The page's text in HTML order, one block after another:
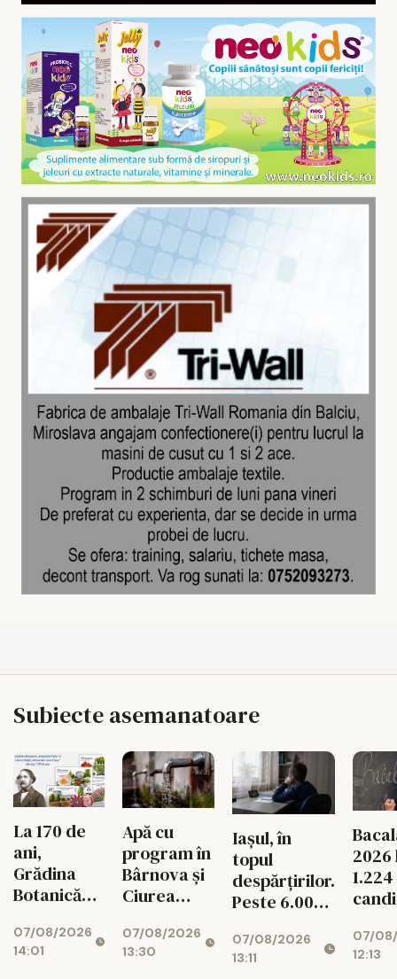
Subiecte asemanatoare
La 170 de
ani,
Grădina
Botanică
propriul
timbru
07/08/2026
14:01
Apă cu
program în
Bârnova și
Ciurea
august
07/08/2026
13:30
Iașul, în
topul
despărțirilor.
Peste 6.000
dorul
părinților
07/08/2026
13:11
2026
07/
12:13